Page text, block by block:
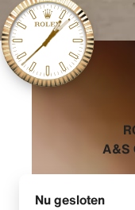
A&S
Nu gesloten